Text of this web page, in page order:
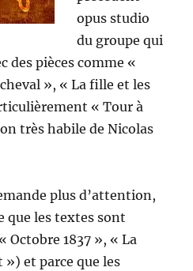
opus studio
du groupe qui
des pièces comme «
», « La fille et les
« Tour à
très habile de Nicolas
plus d’attention,
que les textes sont
Octobre 1837 », « La
et parce que les